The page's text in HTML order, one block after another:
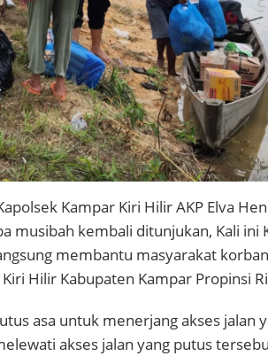
Kampar Kiri Hilir AKP Elva
musibah kembali ditunjukan, Kali ini
membantu masyarakat
Hilir Kabupaten Kampar Propinsi
asa untuk menerjang akses jalan
akses jalan yang putus